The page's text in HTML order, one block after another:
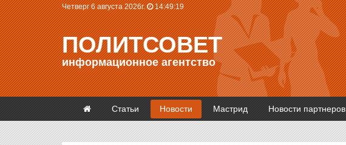
Четверг 6 августа 2026г. 14:49:20
ПОЛИТСОВЕТ
информационное агентство
Статьи Новости Мастрид Новости партнеров